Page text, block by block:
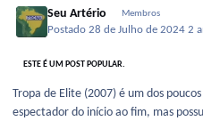
Seu Artério Membros
Postado28 de Julho de 20242
ESTE É UM POST POPULAR.
Tropa de Elite (2007) é um dos
espectador do início ao fim, mas